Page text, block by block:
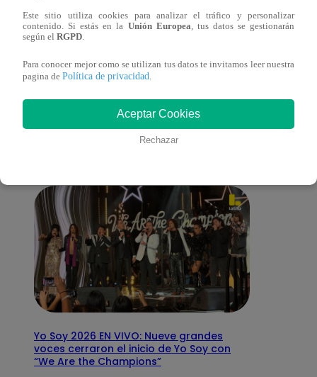
También te puede
interesar
Yo Soy 2026 EN VIVO: Nueve grandes
voces cerraron el inicio de Yo Soy con
“We Are the Champions”
Este sitio utiliza cookies para analizar el tráfico y personalizar
contenido. Si estás en la Unión Europea, tus datos se gestionarán
según el RGPD.
Para conocer mejor como se utilizan tus datos te invitamos leer nuestra
pagina de Política de privacidad.
Aceptar Cookies
Rechazar